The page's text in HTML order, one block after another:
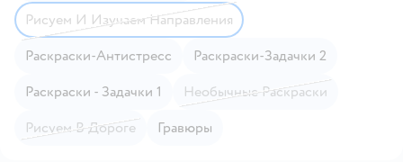
Рисуем И Изучаем Направления
Раскраски-Антистресс
Раскраски-Задачки 2
Раскраски - Задачки 1
Необычные Раскраски
Рисуем В Дороге
Гравюры